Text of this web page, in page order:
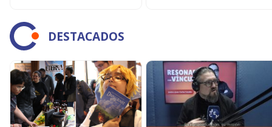
DESTACADOS